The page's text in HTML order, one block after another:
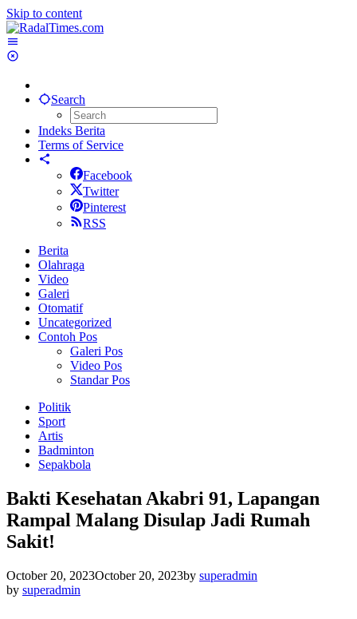
Skip to content
Search
Indeks Berita
Terms of Service
Facebook
Twitter
Pinterest
RSS
Berita
Olahraga
Video
Galeri
Otomatif
Uncategorized
Contoh Pos
Galeri Pos
Video Pos
Standar Pos
Politik
Sport
Artis
Badminton
Sepakbola
Bakti Kesehatan Akabri 91, Lapangan
Rampal Malang Disulap Jadi Rumah
Sakit!
October 20, 2023October 20, 2023by superadmin
by superadmin